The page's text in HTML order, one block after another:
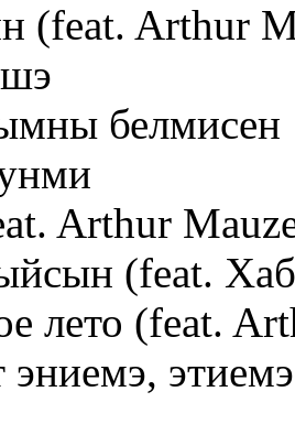
(feat. Arthur
белмисен
Arthur
(feat.
лето (feat.
эниемэ, этиемэ